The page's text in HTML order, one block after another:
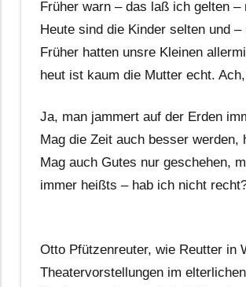
Früher warn – das laß ich gelten
Heute sind die Kinder selten und
Früher hatten unsre Kleinen
heut ist kaum die Mutter echt.
Ja, man jammert auf der Erden
Mag die Zeit auch besser
Mag auch Gutes nur geschehen,
immer heißts – hab ich nicht
Otto Pfützenreuter, wie Reutter in
Theatervorstellungen im